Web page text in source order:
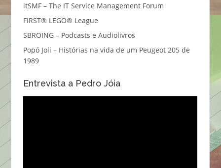
itSMF – The IT Service Management Forum
FIRST® LEGO® League
SBROING – Podcasts e Audiolivros
Popó Joli – Histórias na vida de um Peugeot 205 de
1989
Entrevista a Pedro Jóia